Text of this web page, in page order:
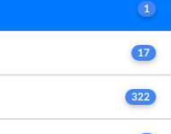
1
17
322